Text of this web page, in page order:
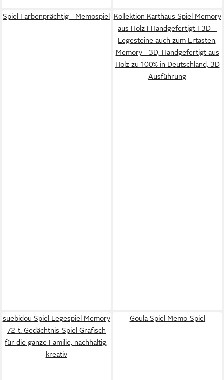
Spiel Farbenprächtig - Memospiel
Kollektion Karthaus Spiel Memory
aus Holz I Handgefertigt I 3D –
Legesteine auch zum Ertasten,
Memory - 3D, Handgefertigt aus
Holz zu 100% in Deutschland, 3D
Ausführung
suebidou Spiel Legespiel Memory
72-t. Gedächtnis-Spiel Grafisch
für die ganze Familie, nachhaltig,
kreativ
Goula Spiel Memo-Spiel